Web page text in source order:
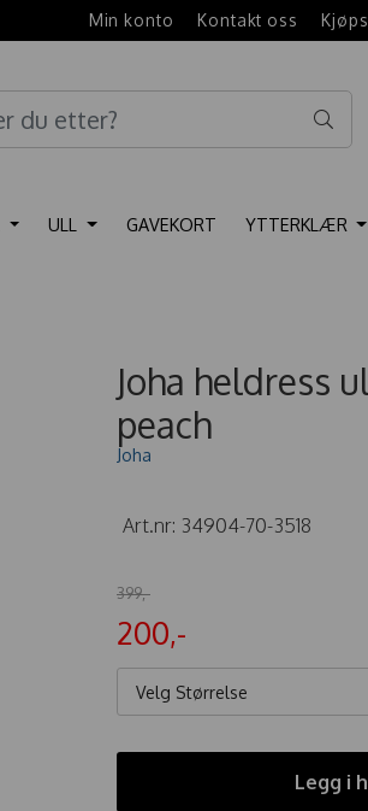
Min konto Kontakt oss
ULL GAVEKORT YTTERKLÆR
Joha heldress
peach
Joha
Art.nr: 34904-70-3518
399,-
200,-
Velg Størrelse
Legg i